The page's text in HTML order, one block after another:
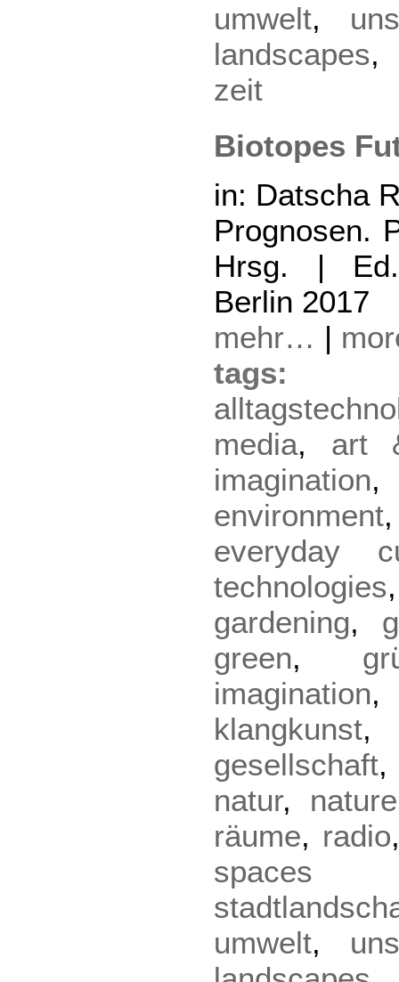
umwelt,
landscapes
zeit
Biotopes
in: Datscha
Prognosen.
Hrsg. |
Berlin 2017
mehr… |
media, art
imagination
environment
everyday
technologies
gardening,
green,
imagination
klangkunst
gesellschaft
natur, nature
räume, radio
umwelt,